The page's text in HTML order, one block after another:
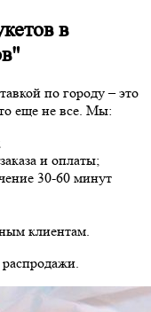
в
по городу – это
еще не все. Мы:
и оплаты;
30-60 минут
клиентам.